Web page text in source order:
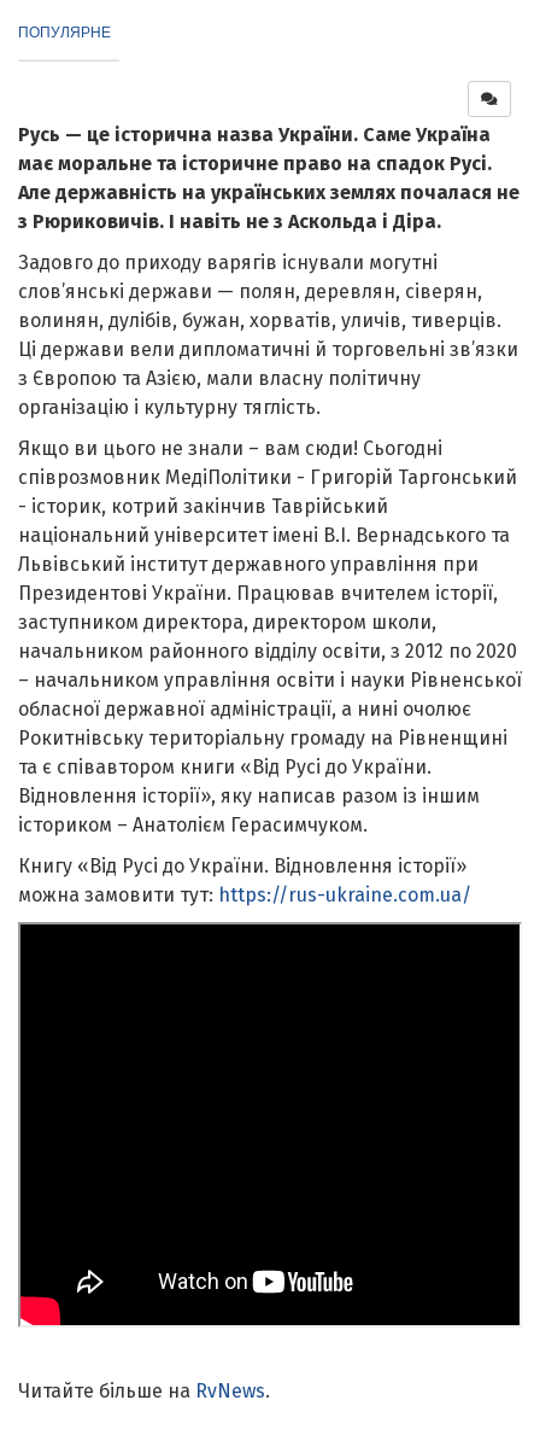
ПОПУЛЯРНЕ
Русь — це історична назва України. Саме Україна
має моральне та історичне право на спадок Русі.
Але державність на українських землях почалася не
з Рюриковичів. І навіть не з Аскольда і Діра.
Задовго до приходу варягів існували могутні
слов’янські держави — полян, деревлян, сіверян,
волинян, дулібів, бужан, хорватів, уличів, тиверців.
Ці держави вели дипломатичні й торговельні зв’язки
з Європою та Азією, мали власну політичну
організацію і культурну тяглість.
Якщо ви цього не знали – вам сюди! Сьогодні
співрозмовник МедіПолітики - Григорій Таргонський
- історик, котрий закінчив Таврійський
національний університет імені В.І. Вернадського та
Львівський інститут державного управління при
Президентові України. Працював вчителем історії,
заступником директора, директором школи,
начальником районного відділу освіти, з 2012 по 2020
– начальником управління освіти і науки Рівненської
обласної державної адміністрації, а нині очолює
Рокитнівську територіальну громаду на Рівненщині
та є співавтором книги «Від Русі до України.
Відновлення історії», яку написав разом із іншим
істориком – Анатолієм Герасимчуком.
Книгу «Від Русі до України. Відновлення історії»
можна замовити тут: https://rus-ukraine.com.ua/
Читайте більше на RvNews.